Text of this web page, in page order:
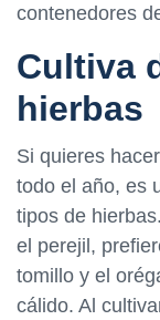
contenedores
Cultiva
hierbas
Si quieres
todo el año, es
tipos de
el perejil,
tomillo y el
cálido. Al